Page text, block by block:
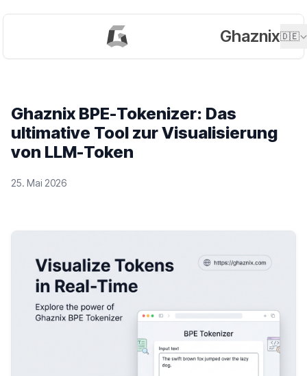
Ghaznix🇩🇪
Ghaznix BPE-Tokenizer: Das
ultimative Tool zur Visualisierung
von LLM-Token
25. Mai 2026